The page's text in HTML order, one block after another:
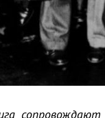
сопровождают